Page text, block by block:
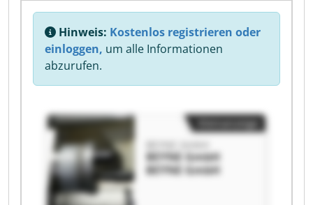
Hinweis: Kostenlos registrieren oder
einloggen, um alle Informationen
abzurufen.
BEYNE GmbH
BEYNE GmbH